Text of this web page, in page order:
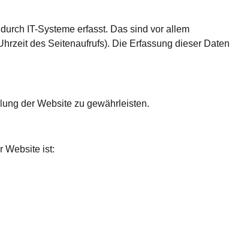
IT-Systeme erfasst. Das sind vor allem
des Seitenaufrufs). Die Erfassung dieser Daten
der Website zu gewährleisten.
Website ist: